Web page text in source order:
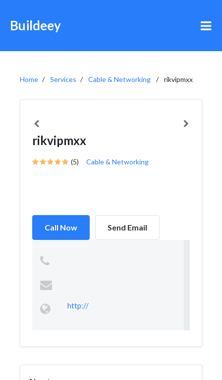
Buildeey
Home Services Cable & Networking rikvipmxx
rikvipmxx
(5) Cable & Networking
Call Now Send Email
http://